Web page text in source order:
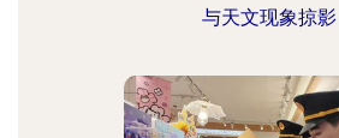
与天文现象掠影